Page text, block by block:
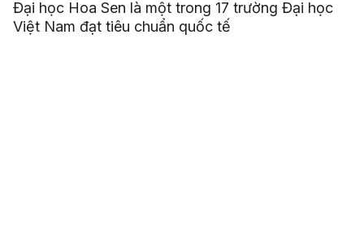
Đại học Hoa Sen là một trong 17 trường Đại học
Việt Nam đạt tiêu chuẩn quốc tế